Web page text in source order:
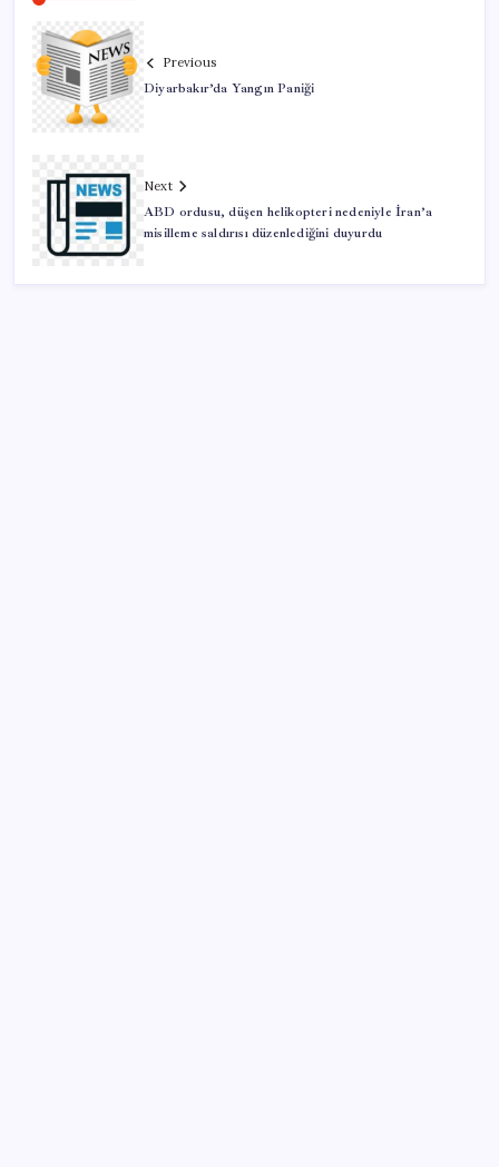
Previous
Diyarbakır’da Yangın Paniği
Next
ABD ordusu, düşen helikopteri nedeniyle İran’a
misilleme saldırısı düzenlediğini duyurdu